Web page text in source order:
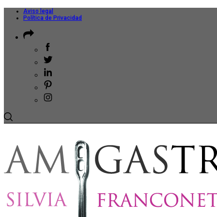
Aviso legal
Política de Privacidad